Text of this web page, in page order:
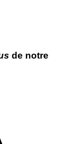
de notre